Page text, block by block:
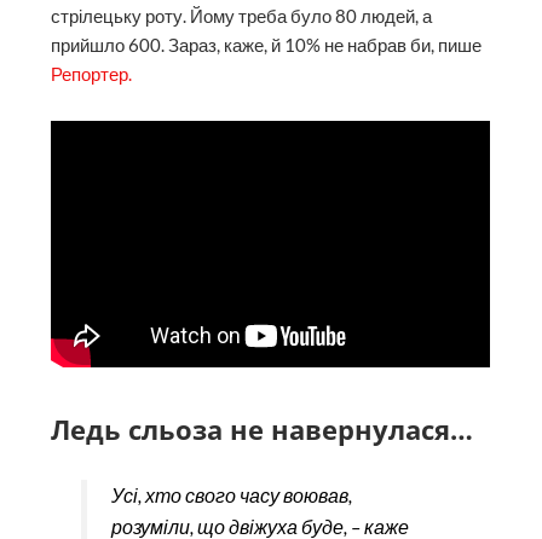
стрілецьку роту. Йому треба було 80 людей, а
прийшло 600. Зараз, каже, й 10% не набрав би, пише
Репортер.
Ледь сльоза не навернулася…
Усі, хто свого часу воював,
розуміли, що двіжуха буде, – каже